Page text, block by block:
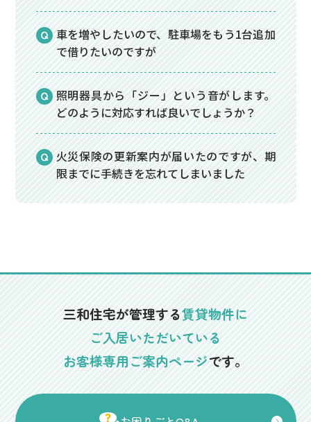
車を増やしたいので、駐車場をもう1台追加
で借りたいのですが
照明器具から「ジー」という音がします。
どのように対応すれば良いでしょうか？
火災保険の更新案内が届いたのですが、期
限までに手続きを忘れてしまいました
三和住宅が管理する賃貸物件に
ご入居いただいている
お客様専用ご案内ページです。